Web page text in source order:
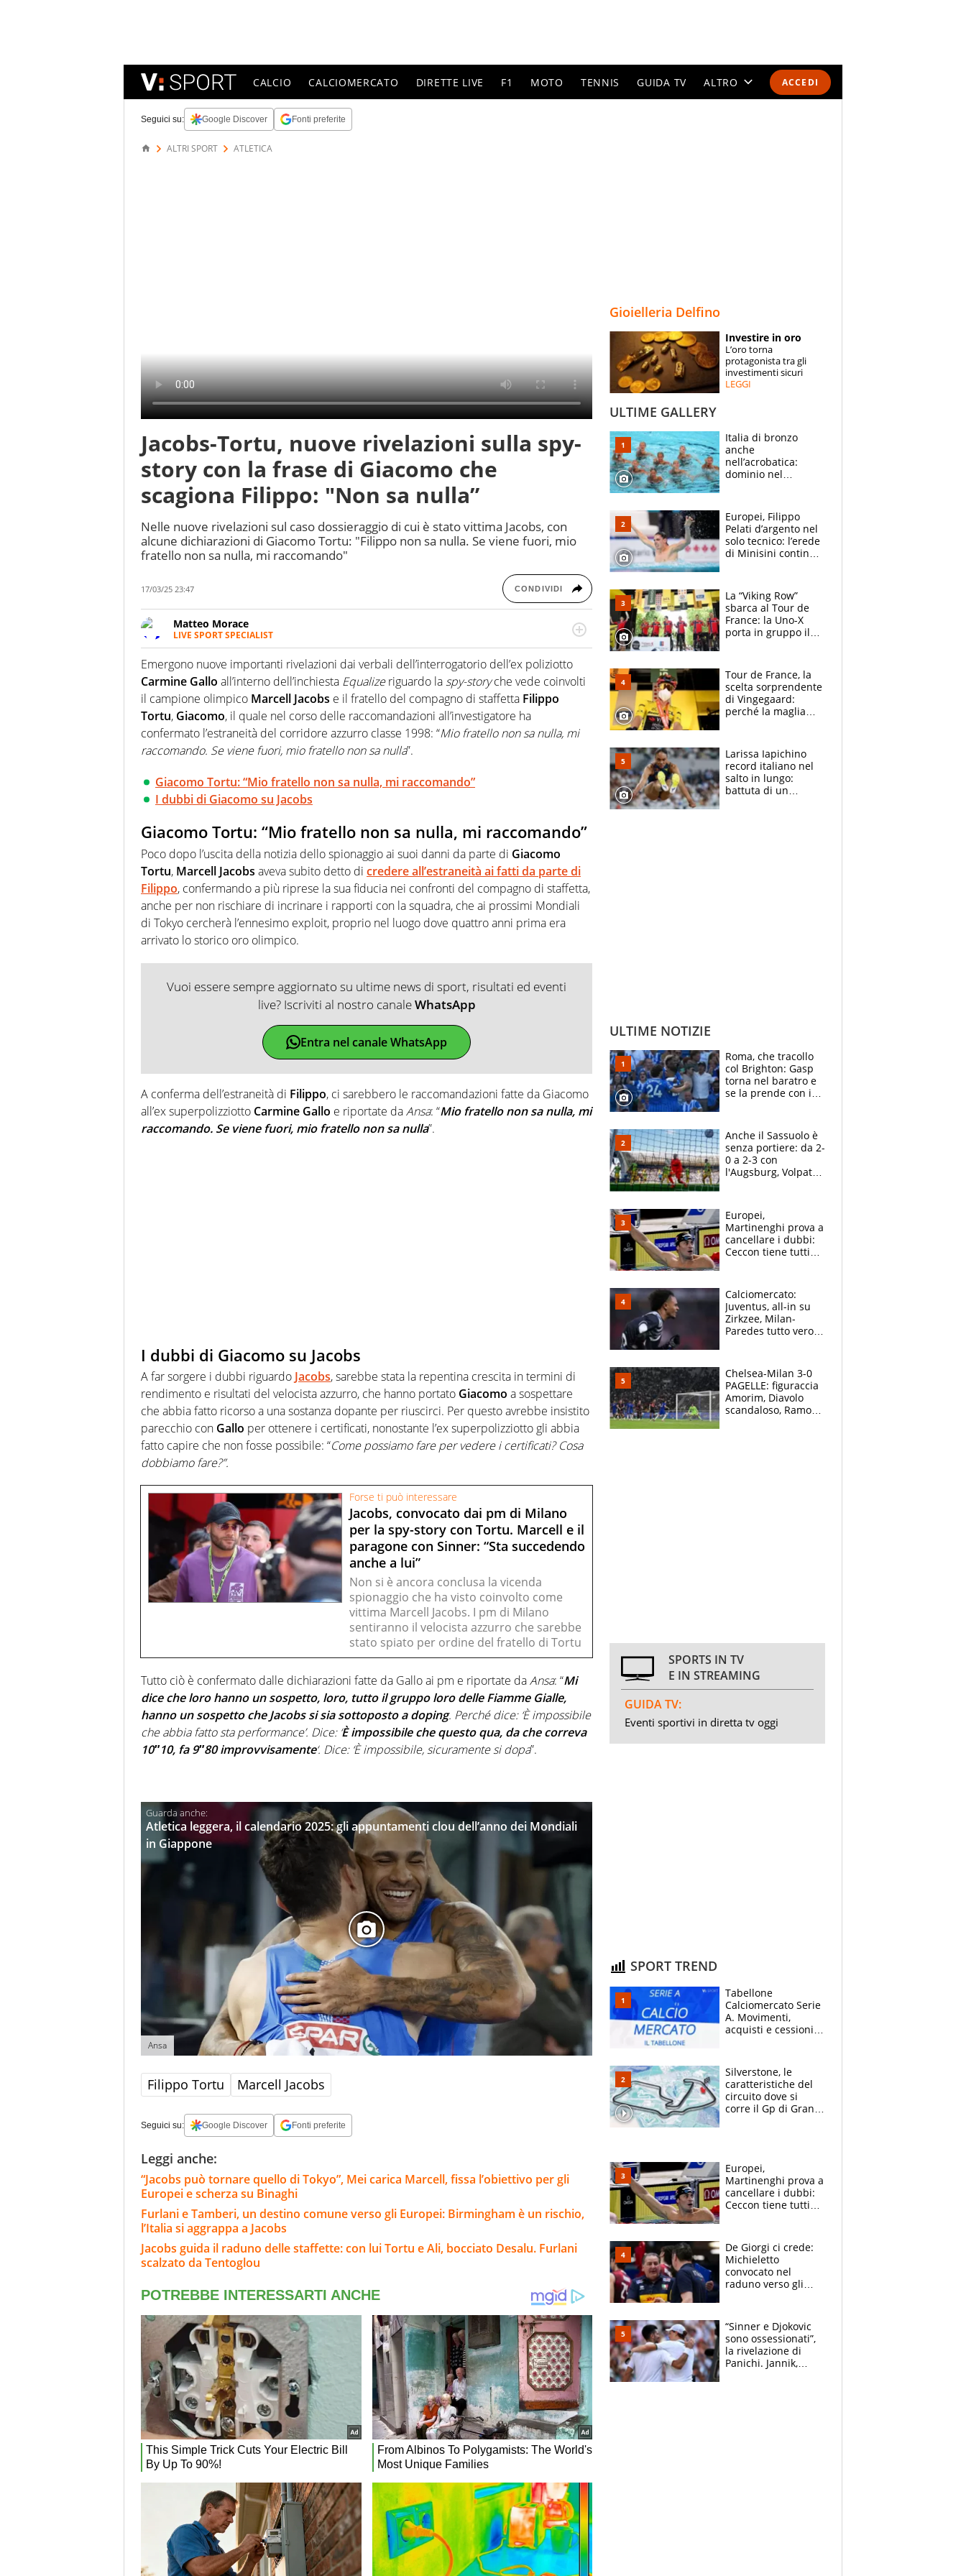
ACCEDI
CALCIO CALCIOMERCATO DIRETTE LIVE F1 MOTO TENNIS GUIDA TV ALTRO
SPECIALI
ESPERTI
Seguici su: Google Discover Fonti preferite
ALTRI SPORT ATLETICA
Jacobs-Tortu, nuove rivelazioni sulla spy-
story con la frase di Giacomo che
scagiona Filippo: "Non sa nulla”
Nelle nuove rivelazioni sul caso dossieraggio di cui è stato vittima Jacobs, con
alcune dichiarazioni di Giacomo Tortu: "Filippo non sa nulla. Se viene fuori, mio
fratello non sa nulla, mi raccomando"
17/03/25 23:47 CONDIVIDI
Matteo Morace
LIVE SPORT SPECIALIST
La multimedialità quale approccio personale e professionale. Ama raccontare lo sport
focalizzando ogni attenzione sul tempo reale: la verità della dirette non sono opinioni
ma fatti
Emergono nuove importanti rivelazioni dai verbali dell’interrogatorio dell’ex poliziotto
Carmine Gallo all’interno dell’inchiesta Equalizeriguardo laspy-storyche vede coinvolti
il campione olimpico Marcell Jacobs e il fratello del compagno di staffetta Filippo
Tortu, Giacomo, il quale nel corso delle raccomandazioni all’investigatore ha
confermato l’estraneità del corridore azzurro classe 1998: “Mio fratello non sa nulla, mi
raccomando. Se viene fuori, mio fratello non sa nulla”.
Giacomo Tortu: “Mio fratello non sa nulla, mi raccomando”
I dubbi di Giacomo su Jacobs
Giacomo Tortu: “Mio fratello non sa nulla, mi raccomando”
Poco dopo l’uscita della notizia dello spionaggio ai suoi danni da parte di Giacomo
Tortu, Marcell Jacobs aveva subito detto di credere all’estraneità ai fatti da parte di
Filippo, confermando a più riprese la sua fiducia nei confronti del compagno di staffetta,
anche per non rischiare di incrinare i rapporti con la squadra, che ai prossimi Mondiali
di Tokyo cercherà l’ennesimo exploit, proprio nel luogo dove quattro anni prima era
arrivato lo storico oro olimpico.
Vuoi essere sempre aggiornato su ultime news di sport, risultati ed eventi
live? Iscriviti al nostro canaleWhatsApp
Entra nel canale WhatsApp
A conferma dell’estraneità di Filippo, ci sarebbero le raccomandazioni fatte da Giacomo
all’ex superpolizziotto Carmine Gallo e riportate daAnsa: “Mio fratello non sa nulla, mi
raccomando. Se viene fuori, mio fratello non sa nulla”.
I dubbi di Giacomo su Jacobs
A far sorgere i dubbi riguardo Jacobs, sarebbe stata la repentina crescita in termini di
rendimento e risultati del velocista azzurro, che hanno portato Giacomo a sospettare
che abbia fatto ricorso a una sostanza dopante per riuscirci. Per questo avrebbe insistito
parecchio con Gallo per ottenere i certificati, nonostante l’ex superpolizziotto gli abbia
fatto capire che non fosse possibile: “Come possiamo fare per vedere i certificati? Cosa
dobbiamo fare?”.
Forse ti può interessare
Jacobs, convocato dai pm di Milano
per la spy-story con Tortu. Marcell e il
paragone con Sinner: “Sta succedendo
anche a lui”
Non si è ancora conclusa la vicenda
spionaggio che ha visto coinvolto come
vittima Marcell Jacobs. I pm di Milano
sentiranno il velocista azzurro che sarebbe
stato spiato per ordine del fratello di Tortu
Tutto ciò è confermato dalle dichiarazioni fatte da Gallo ai pm e riportate daAnsa: “Mi
dice che loro hanno un sospetto, loro, tutto il gruppo loro delle Fiamme Gialle,
hanno un sospetto che Jacobs si sia sottoposto a doping. Perché dice: ‘È impossibile
che abbia fatto sta performance’. Dice: ‘ È impossibile che questo qua, da che correva
10″10, fa 9″80 improvvisamente‘. Dice: ‘È impossibile, sicuramente si dopa”.
Atletica leggera, il calendario 2025: gli appuntamenti clou dell’anno dei Mondiali
in Giappone
Ansa
Filippo Tortu Marcell Jacobs
Seguici su: Google Discover Fonti preferite
Leggi anche:
“Jacobs può tornare quello di Tokyo”, Mei carica Marcell, fissa l’obiettivo per gli
Europei e scherza su Binaghi
Furlani e Tamberi, un destino comune verso gli Europei: Birmingham è un rischio,
l’Italia si aggrappa a Jacobs
Jacobs guida il raduno delle staffette: con lui Tortu e Ali, bocciato Desalu. Furlani
scalzato da Tentoglou
Gioielleria Delfino
Investire in oro
L’oro torna
protagonista tra gli
investimenti sicuri
LEGGI
ULTIME GALLERY
Italia di bronzo
anche
nell’acrobatica:
dominio nel
e compagni
continuare
Europei, Filippo
Pelati d’argento nel
solo tecnico: l’erede
di Minisini continua
mirino
La “Viking Row”
sbarca al Tour de
France: la Uno-X
porta in gruppo il
compagni
Tour de France, la
scelta sorprendente
di Vingegaard:
perché la maglia
rischio da evitare
Larissa Iapichino
record italiano nel
salto in lungo:
battuta di un
ULTIME NOTIZIE
Roma, che tracollo
col Brighton: Gasp
torna nel baratro e
se la prende con i
Anche il Sassuolo è
senza portiere: da 2-
0 a 2-3 con
l'Augsburg, Volpato
Europei,
Martinenghi prova a
cancellare i dubbi:
Ceccon tiene tutti
Curtis
Calciomercato:
Juventus, all-in su
Zirkzee, Milan-
Paredes tutto vero,
Chelsea-Milan 3-0
PAGELLE: figuraccia
Amorim, Diavolo
scandaloso, Ramos
SPORTS IN TV
E IN STREAMING
GUIDA TV:
Eventi sportivi in diretta tv oggi
SPORT TREND
Tabellone
Calciomercato Serie
A. Movimenti,
acquisti e cessioni:
Silverstone, le
caratteristiche del
circuito dove si
corre il Gp di Gran
Europei,
Martinenghi prova a
cancellare i dubbi:
Ceccon tiene tutti
Curtis
De Giorgi ci crede:
Michieletto
convocato nel
raduno verso gli
“Sinner e Djokovic
sono ossessionati”,
la rivelazione di
Panichi. Jannik,